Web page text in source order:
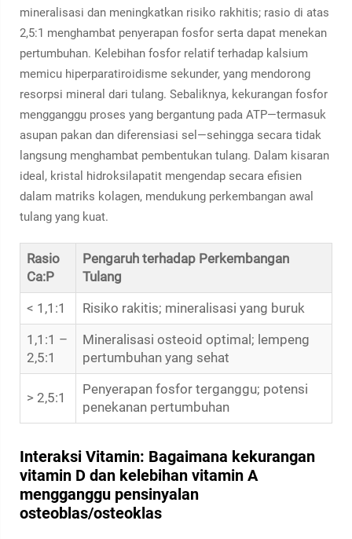
mineralisasi dan meningkatkan risiko rakhitis; rasio di atas
2,5:1 menghambat penyerapan fosfor serta dapat menekan
pertumbuhan. Kelebihan fosfor relatif terhadap kalsium
memicu hiperparatiroidisme sekunder, yang mendorong
resorpsi mineral dari tulang. Sebaliknya, kekurangan fosfor
mengganggu proses yang bergantung pada ATP—termasuk
asupan pakan dan diferensiasi sel—sehingga secara tidak
langsung menghambat pembentukan tulang. Dalam kisaran
ideal, kristal hidroksilapatit mengendap secara efisien
dalam matriks kolagen, mendukung perkembangan awal
tulang yang kuat.
Rasio
Ca:P
Pengaruh terhadap Perkembangan
Tulang
< 1,1:1
Risiko rakitis; mineralisasi yang buruk
1,1:1 –
2,5:1
Mineralisasi osteoid optimal; lempeng
pertumbuhan yang sehat
> 2,5:1
Penyerapan fosfor terganggu; potensi
penekanan pertumbuhan
Interaksi Vitamin: Bagaimana kekurangan
vitamin D dan kelebihan vitamin A
mengganggu pensinyalan
osteoblas/osteoklas